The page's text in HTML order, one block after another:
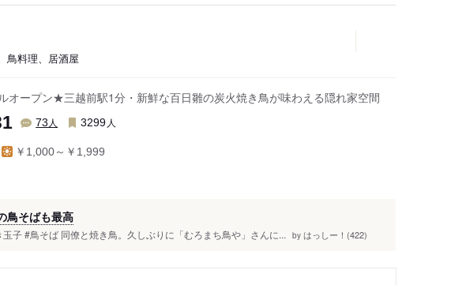
鳥料理、居酒屋
オープン★三越前駅1分・新鮮な百日雛の炭火焼き鳥が味わえる隠れ家空間
73 人 3299 人
￥1,000～￥1,999
鳥そばも最高
子 #鳥そば 同僚と焼き鳥。久しぶりに「むろまち鳥や」さんに... by はっしー！(422)